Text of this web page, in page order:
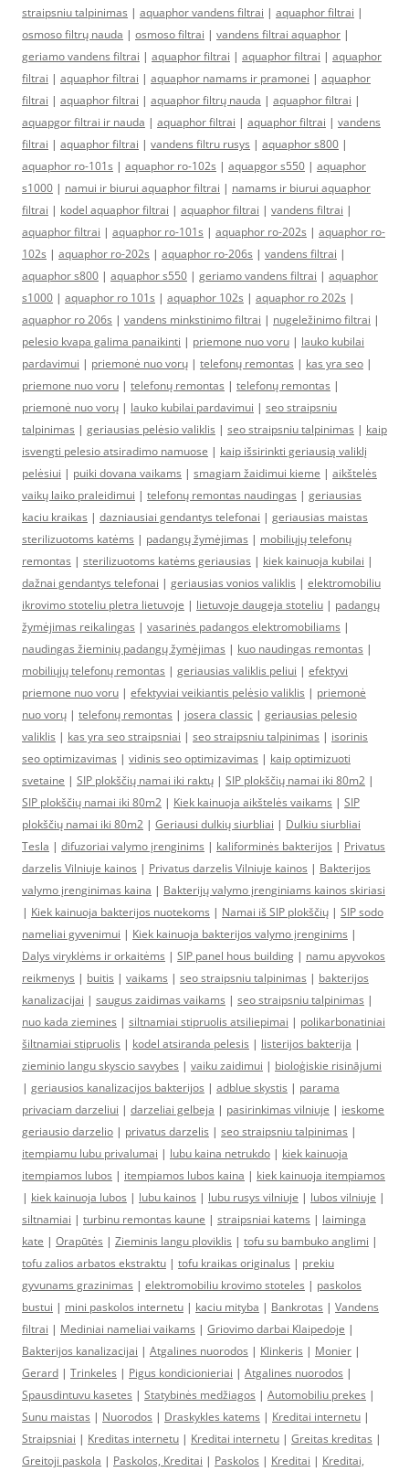
straipsniu talpinimas | aquaphor vandens filtrai | aquaphor filtrai |
osmoso filtrų nauda | osmoso filtrai | vandens filtrai aquaphor |
geriamo vandens filtrai | aquaphor filtrai | aquaphor filtrai | aquaphor
filtrai | aquaphor filtrai | aquaphor namams ir pramonei | aquaphor
filtrai | aquaphor filtrai | aquaphor filtrų nauda | aquaphor filtrai |
aquapgor filtrai ir nauda | aquaphor filtrai | aquaphor filtrai | vandens
filtrai | aquaphor filtrai | vandens filtru rusys | aquaphor s800 |
aquaphor ro-101s | aquaphor ro-102s | aquapgor s550 | aquaphor
s1000 | namui ir biurui aquaphor filtrai | namams ir biurui aquaphor
filtrai | kodel aquaphor filtrai | aquaphor filtrai | vandens filtrai |
aquaphor filtrai | aquaphor ro-101s | aquaphor ro-202s | aquaphor ro-
102s | aquaphor ro-202s | aquaphor ro-206s | vandens filtrai |
aquaphor s800 | aquaphor s550 | geriamo vandens filtrai | aquaphor
s1000 | aquaphor ro 101s | aquaphor 102s | aquaphor ro 202s |
aquaphor ro 206s | vandens minkstinimo filtrai | nugeležinimo filtrai |
pelesio kvapa galima panaikinti | priemone nuo voru | lauko kubilai
pardavimui | priemonė nuo vorų | telefonų remontas | kas yra seo |
priemone nuo voru | telefonų remontas | telefonų remontas |
priemonė nuo vorų | lauko kubilai pardavimui | seo straipsniu
talpinimas | geriausias pelėsio valiklis | seo straipsniu talpinimas | kaip
isvengti pelesio atsiradimo namuose | kaip išsirinkti geriausią valiklį
pelėsiui | puiki dovana vaikams | smagiam žaidimui kieme | aikštelės
vaikų laiko praleidimui | telefonų remontas naudingas | geriausias
kaciu kraikas | dazniausiai gendantys telefonai | geriausias maistas
sterilizuotoms katėms | padangų žymėjimas | mobiliųjų telefonų
remontas | sterilizuotoms katėms geriausias | kiek kainuoja kubilai |
dažnai gendantys telefonai | geriausias vonios valiklis | elektromobiliu
ikrovimo stoteliu pletra lietuvoje | lietuvoje daugeja stoteliu | padangų
žymėjimas reikalingas | vasarinės padangos elektromobiliams |
naudingas žieminių padangų žymėjimas | kuo naudingas remontas |
mobiliųjų telefonų remontas | geriausias valiklis peliui | efektyvi
priemone nuo voru | efektyviai veikiantis pelėsio valiklis | priemonė
nuo vorų | telefonų remontas | josera classic | geriausias pelesio
valiklis | kas yra seo straipsniai | seo straipsniu talpinimas | isorinis
seo optimizavimas | vidinis seo optimizavimas | kaip optimizuoti
svetaine | SIP plokščių namai iki raktų | SIP plokščių namai iki 80m2 |
SIP plokščių namai iki 80m2 | Kiek kainuoja aikštelės vaikams | SIP
plokščių namai iki 80m2 | Geriausi dulkių siurbliai | Dulkiu siurbliai
Tesla | difuzoriai valymo įrenginims | kaliforminės bakterijos | Privatus
darzelis Vilniuje kainos | Privatus darzelis Vilniuje kainos | Bakterijos
valymo įrenginimas kaina | Bakterijų valymo įrenginiams kainos skiriasi
| Kiek kainuoja bakterijos nuotekoms | Namai iš SIP plokščių | SIP sodo
nameliai gyvenimui | Kiek kainuoja bakterijos valymo įrenginims |
Dalys viryklėms ir orkaitėms | SIP panel hous building | namu apyvokos
reikmenys | buitis | vaikams | seo straipsniu talpinimas | bakterijos
kanalizacijai | saugus zaidimas vaikams | seo straipsniu talpinimas |
nuo kada ziemines | siltnamiai stipruolis atsiliepimai | polikarbonatiniai
šiltnamiai stipruolis | kodel atsiranda pelesis | listerijos bakterija |
zieminio langu skyscio savybes | vaiku zaidimui | bioloģiskie risinājumi
| geriausios kanalizacijos bakterijos | adblue skystis | parama
privaciam darzeliui | darzeliai gelbeja | pasirinkimas vilniuje | ieskome
geriausio darzelio | privatus darzelis | seo straipsniu talpinimas |
itempiamu lubu privalumai | lubu kaina netrukdo | kiek kainuoja
itempiamos lubos | itempiamos lubos kaina | kiek kainuoja itempiamos
| kiek kainuoja lubos | lubu kainos | lubu rusys vilniuje | lubos vilniuje |
siltnamiai | turbinu remontas kaune | straipsniai katems | laiminga
kate | Orapūtės | Zieminis langu ploviklis | tofu su bambuko anglimi |
tofu zalios arbatos ekstraktu | tofu kraikas originalus | prekiu
gyvunams grazinimas | elektromobiliu krovimo stoteles | paskolos
bustui | mini paskolos internetu | kaciu mityba | Bankrotas | Vandens
filtrai | Mediniai nameliai vaikams | Griovimo darbai Klaipedoje |
Bakterijos kanalizacijai | Atgalines nuorodos | Klinkeris | Monier |
Gerard | Trinkeles | Pigus kondicionieriai | Atgalines nuorodos |
Spausdintuvu kasetes | Statybinės medžiagos | Automobiliu prekes |
Sunu maistas | Nuorodos | Draskykles katems | Kreditai internetu |
Straipsniai | Kreditas internetu | Kreditai internetu | Greitas kreditas |
Greitoji paskola | Paskolos, Kreditai | Paskolos | Kreditai | Kreditai,